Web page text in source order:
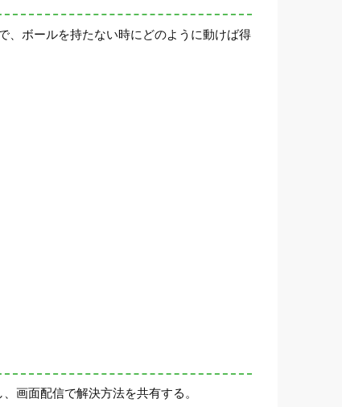
、ボールを持たない時にどのように動けば得
画面配信で解決方法を共有する。